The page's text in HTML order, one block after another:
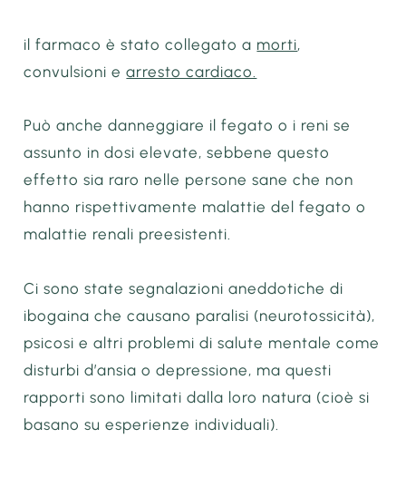
il farmaco è stato collegato a morti,
convulsioni earresto cardiaco.
Può anche danneggiare il fegato o i reni se
assunto in dosi elevate, sebbene questo
effetto sia raro nelle persone sane che non
hanno rispettivamente malattie del fegato o
malattie renali preesistenti.
Ci sono state segnalazioni aneddotiche di
ibogaina che causano paralisi (neurotossicità),
psicosi e altri problemi di salute mentale come
disturbi d’ansia o depressione, ma questi
rapporti sono limitati dalla loro natura (cioè si
basano su esperienze individuali).